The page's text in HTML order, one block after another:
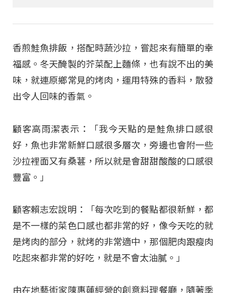
香煎鮭魚排飯，搭配時蔬沙拉，嘗起來有簡單的幸
福感。冬天醃製的芥菜配上麵條，也有說不出的美
味，就連原鄉常見的烤肉，運用特殊的香料，散發
出令人回味的香氣。
顧客高雨潔表示：「我今天點的是鮭魚排口感很
好，魚也非常新鮮口感很多層次，旁邊也會附一些
沙拉裡面又有桑葚，所以就是會甜甜酸酸的口感很
豐富。」
顧客賴志宏說明：「每次吃到的餐點都很新鮮，都
是不一樣的菜色口感也都非常的好，像今天吃的就
是烤肉的部分，就烤的非常適中，那個肥肉跟瘦肉
吃起來都非常的好吃，就是不會太油膩。」
由在地藝術家陳惠蓮經營的創意料理餐廳，隨著季